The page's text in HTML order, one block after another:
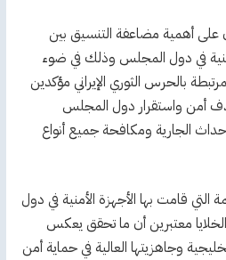
أهمية مضاعفة التنسيق بين
في دول المجلس وذلك في ضوء
بالحرس الثوري الإيراني مؤكدين
أمن واستقرار دول المجلس
الجارية ومكافحة جميع أنواع
التي قامت بها الأجهزة الأمنية في دول
معتبرين أن ما تحقق يعكس
وجاهزيتها العالية في حماية أمن